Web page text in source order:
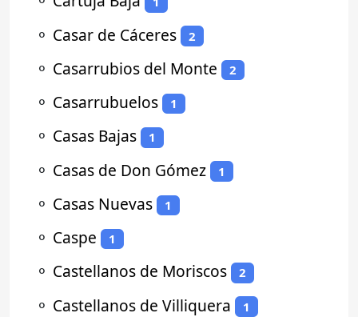
⚬ Casar de Cáceres 2
⚬ Casarrubios del Monte 2
⚬ Casarrubuelos 1
⚬ Casas Bajas 1
⚬ Casas de Don Gómez 1
⚬ Casas Nuevas 1
⚬ Caspe 1
⚬ Castellanos de Moriscos 2
⚬ Castellanos de Villiquera 1